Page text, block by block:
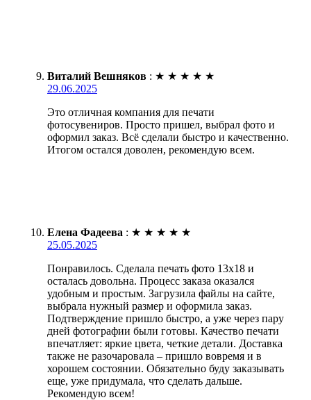
Виталий Вешняков : ★ ★ ★ ★ ★
29.06.2025
Это отличная компания для печати
фотосувениров. Просто пришел, выбрал фото и
оформил заказ. Всё сделали быстро и качественно.
Итогом остался доволен, рекомендую всем.
Елена Фадеева : ★ ★ ★ ★ ★
25.05.2025
Понравилось. Сделала печать фото 13х18 и
осталась довольна. Процесс заказа оказался
удобным и простым. Загрузила файлы на сайте,
выбрала нужный размер и оформила заказ.
Подтверждение пришло быстро, а уже через пару
дней фотографии были готовы. Качество печати
впечатляет: яркие цвета, четкие детали. Доставка
также не разочаровала – пришло вовремя и в
хорошем состоянии. Обязательно буду заказывать
еще, уже придумала, что сделать дальше.
Рекомендую всем!